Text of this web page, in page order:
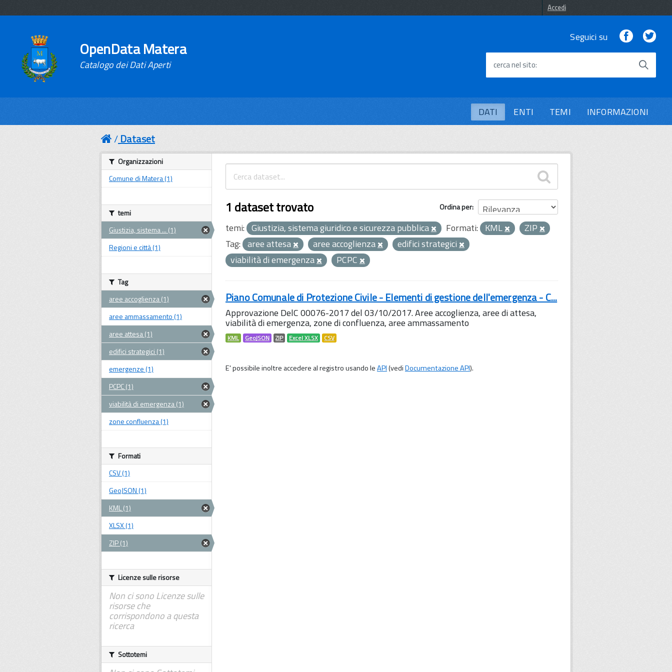
Accedi
OpenData Matera
Catalogo dei Dati Aperti
Seguici su Facebook
cerca nel sito
DATI ENTI TEMI INFORMAZIONI
Dataset
Ordina per
1 dataset trovato
temi: Giustizia, sistema giuridico e sicurezza pubblica Formati: KML
ZIP
Tag: aree attesa aree accoglienza
edifici strategici
viabilità di emergenza
PCPC
Piano Comunale di Protezione Civile - Elementi di gestione dell'emergenza - C...
Approvazione DelC 00076-2017 del 03/10/2017. Aree accoglienza, aree di attesa,
viabilità di emergenza, zone di confluenza, aree ammassamento
KML GeoJSON ZIP Excel XLSX CSV
E' possibile inoltre accedere al registro usando leAPI(vediDocumentazione API).
Organizzazioni
Comune di Matera (1)
temi
Giustizia, sistema ... (1)
Regioni e città (1)
Tag
aree accoglienza (1)
aree ammassamento (1)
aree attesa (1)
edifici strategici (1)
emergenze (1)
PCPC (1)
viabilità di emergenza (1)
zone confluenza (1)
Formati
CSV (1)
GeoJSON (1)
KML (1)
XLSX (1)
ZIP (1)
Licenze sulle risorse
Non ci sono Licenze sulle
risorse che
corrispondono a questa
ricerca
Sottotemi